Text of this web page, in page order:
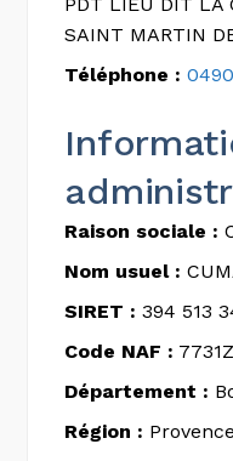
SAINT MARTIN
Téléphone :
Raison sociale :
Nom usuel :
SIRET : 394 513
Code NAF : 7731Z
Département :
Région :